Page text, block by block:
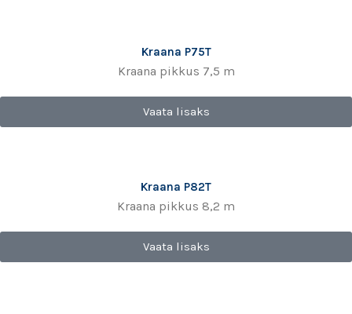
Kraana P75T
Kraana pikkus 7,5 m
Vaata lisaks
Kraana P82T
Kraana pikkus 8,2 m
Vaata lisaks